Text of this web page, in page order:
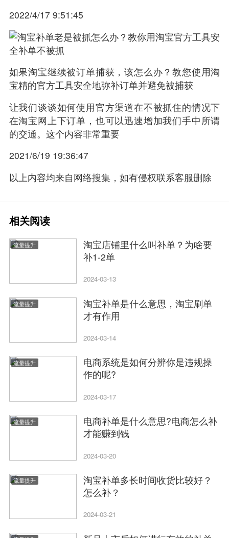
2022/4/17 9:51:45
如果淘宝继续被订单捕获，该怎么办？教您使用淘
宝精的官方工具安全地弥补订单并避免被捕获
让我们谈谈如何使用官方渠道在不被抓住的情况下
在淘宝网上下订单，也可以迅速增加我们手中所谓
的交通。这个内容非常重要
2021/6/19 19:36:47
以上内容均来自网络搜集，如有侵权联系客服删除
相关阅读
流量提升
淘宝店铺里什么叫补单？为啥要
补1-2单
2024-03-13
流量提升
淘宝补单是什么意思，淘宝刷单
才有作用
2024-03-14
流量提升
电商系统是如何分辨你是违规操
作的呢?
2024-03-17
流量提升
电商补单是什么意思?电商怎么补
才能赚到钱
2024-03-20
流量提升
淘宝补单多长时间收货比较好？
怎么补？
2024-03-21